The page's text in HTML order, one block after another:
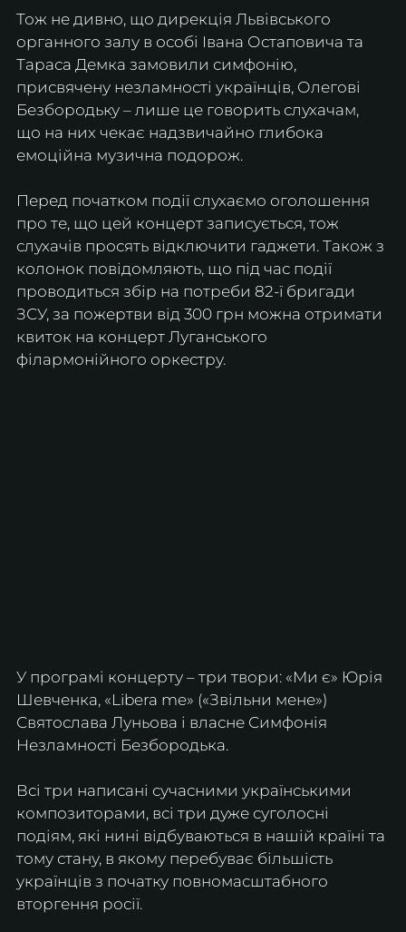
Тож не дивно, що дирекція Львівського
органного залу в особі Івана Остаповича та
Тараса Демка замовили симфонію,
присвячену незламності українців, Олегові
Безбородьку – лише це говорить слухачам,
що на них чекає надзвичайно глибока
емоційна музична подорож.
Перед початком події слухаємо оголошення
про те, що цей концерт записується, тож
слухачів просять відключити гаджети. Також з
колонок повідомляють, що під час події
проводиться збір на потреби 82-ї бригади
ЗСУ, за пожертви від 300 грн можна отримати
квиток на концерт Луганського
філармонійного оркестру.
У програмі концерту – три твори: «Ми є» Юрія
Шевченка, «Libera me» («Звільни мене»)
Святослава Луньова і власне Симфонія
Незламності Безбородька.
Всі три написані сучасними українськими
композиторами, всі три дуже суголосні
подіям, які нині відбуваються в нашій країні та
тому стану, в якому перебуває більшість
українців з початку повномасштабного
вторгення росії.